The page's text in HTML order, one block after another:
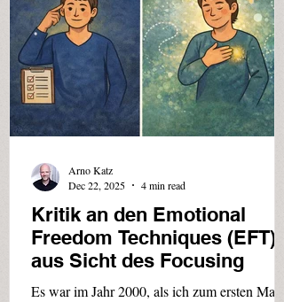
Kritik an den Emotional
Freedom Techniques (EFT)
aus Sicht des Focusing
Es war im Jahr 2000, als ich zum ersten Mal
Arno Katz
Dec 22, 2025
4 min read